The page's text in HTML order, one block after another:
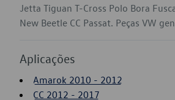
Jetta Tiguan T-Cross Polo Bora
New Beetle CC Passat. Peças VW
Aplicações
Amarok 2010 - 2012
CC 2012 - 2017